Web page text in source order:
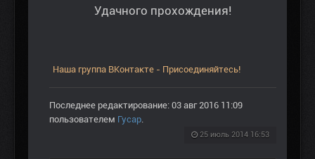
Удачного прохождения!
Наша группа ВКонтакте - Присоединяйтесь!
Последнее редактирование: 03 авг 2016 11:09
пользователем Гусар.
25 июль 2014 16:53